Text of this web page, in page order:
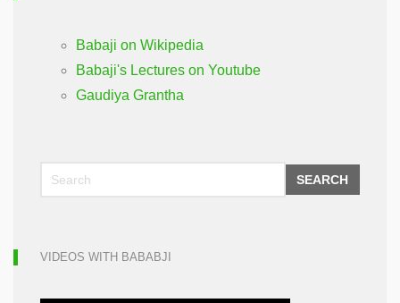
Babaji on Wikipedia
Babaji's Lectures on Youtube
Gaudiya Grantha
SEARCH
VIDEOS WITH BABABJI